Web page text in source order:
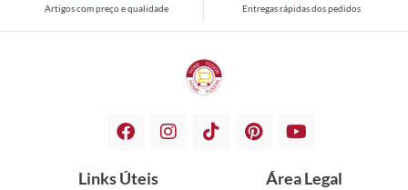
Artigos com preço e qualidade Entregas rápidas dos pedidos
Links Úteis Área Legal